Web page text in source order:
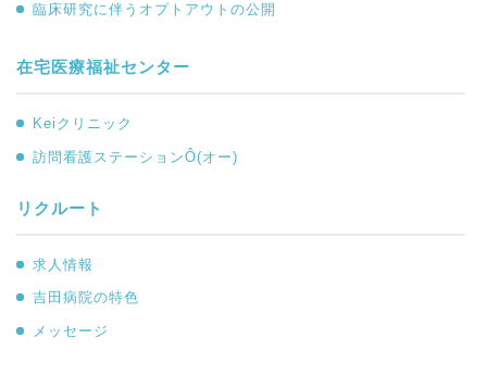
臨床研究に伴うオプトアウトの公開
在宅医療福祉センター
Keiクリニック
訪問看護ステーションÔ(オー)
リクルート
求人情報
吉田病院の特色
メッセージ